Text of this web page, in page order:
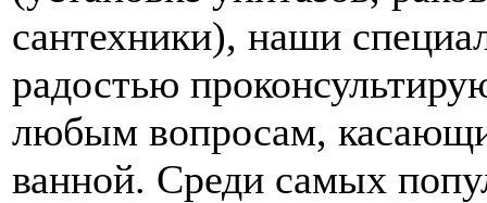
сантехники), наши
радостью
любым вопросам,
ванной. Среди самых